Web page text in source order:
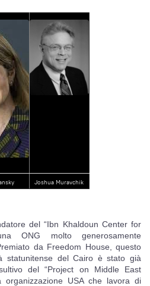
Joshua Muravchik
del “Ibn Khaldoun Center for
ONG molto generosamente
da Freedom House, questo
statunitense del Cairo è stato già
del “Project on Middle East
organizzazione USA che lavora di